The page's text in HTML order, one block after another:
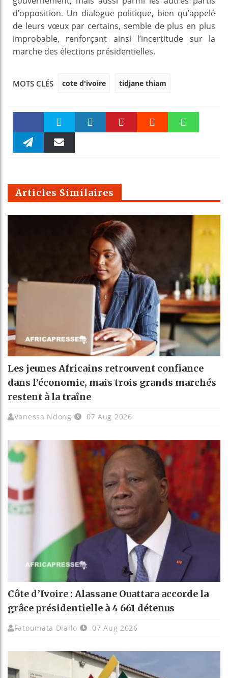
d’opposition. Un dialogue politique, bien qu’appelé
de leurs vœux par certains, semble de plus en plus
improbable, renforçant ainsi l’incertitude sur la
marche des élections présidentielles.
MOTS CLÉS cote d'ivoire tidjane thiam
Faceboo Twitter
m
Articles Similaires
Les jeunes Africains retrouvent confiance
dans l’économie, mais trois grands marchés
restent à la traîne
Vanessa Ndong 07 Aug 2026
Côte d’Ivoire : Alassane Ouattara accorde la
grâce présidentielle à 4 661 détenus
Fatoumata Diallo 07 Aug 2026